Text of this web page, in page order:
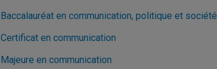
Baccalauréat en communication, politique et société
Certificat en communication
Majeure en communication